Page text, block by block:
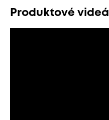
Produktové videá